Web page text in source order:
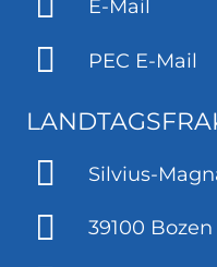
E-Mail
PEC E-Mail
Silvius-
39100 Bozen